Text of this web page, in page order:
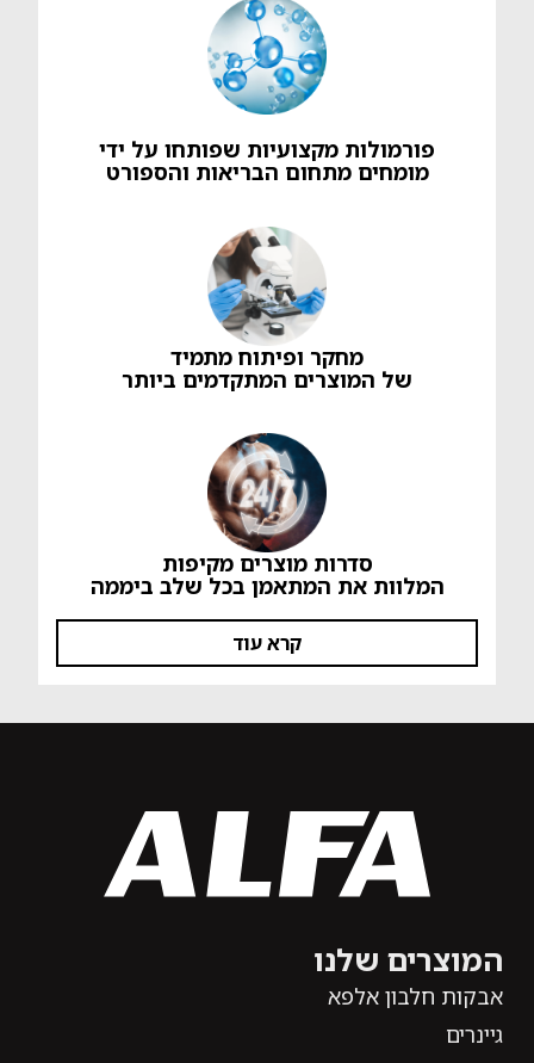
פורמולות מקצועיות שפותחו על ידי
מומחים מתחום הבריאות והספורט
מחקר ופיתוח מתמיד
של המוצרים המתקדמים ביותר
סדרות מוצרים מקיפות
המלוות את המתאמן בכל שלב ביממה
קרא עוד
המוצרים שלנו
אבקות חלבון אלפא
גיינרים